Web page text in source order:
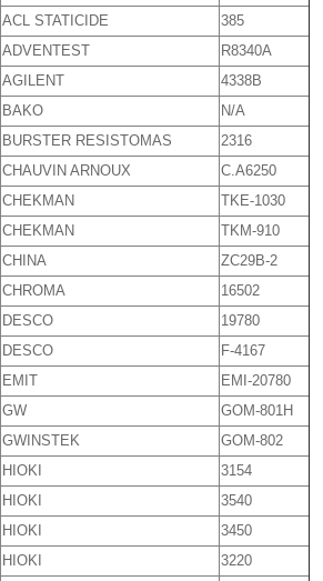
ACL STATICIDE
385
ADVENTEST
R8340A
AGILENT
4338B
BAKO
N/A
BURSTER RESISTOMAS
2316
CHAUVIN ARNOUX
C.A6250
CHEKMAN
TKE-1030
CHEKMAN
TKM-910
CHINA
ZC29B-2
CHROMA
16502
DESCO
19780
DESCO
F-4167
EMIT
EMI-20780
GW
GOM-801H
GWINSTEK
GOM-802
HIOKI
3154
HIOKI
3540
HIOKI
3450
HIOKI
3220